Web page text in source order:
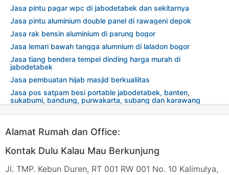
Jasa pintu pagar wpc di jabodetabek dan sekitarnya
Jasa pintu aluminium double panel di rawageni depok
Jasa rak bensin aluminium di parung bogor
Jasa lemari bawah tangga alumnium di laladon bogor
Jasa tiang bendera tempel dinding harga murah di
jabodetabek
Jasa pembuatan hijab masjid berkualiitas
Jasa pos satpam besi portable jabodetabek, banten,
sukabumi, bandung, purwakarta, subang dan karawang
Alamat Rumah dan Office:
Kontak Dulu Kalau Mau Berkunjung
Jl. TMP. Kebun Duren, RT 001 RW 001 No. 10 Kalimulya,